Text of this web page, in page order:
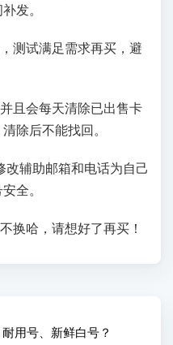
发。
测试满足需求再买，避
且会每天清除已出售卡
除后不能找回。
改辅助邮箱和电话为自己
全。
换哈，请想好了再买！
用号、新鲜白号？